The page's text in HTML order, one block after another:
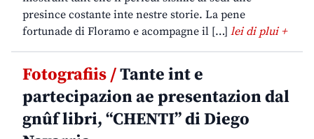
presince costante inte nestre storie. La pene
fortunade di Floramo e acompagne il […] lei di plui +
Fotografiis /Tante int e
partecipazion ae presentazion dal
gnûf libri, “CHENTI” di Diego